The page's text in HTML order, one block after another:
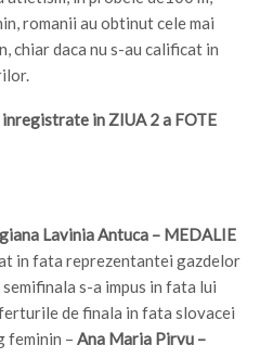
romanii au obtinut cele mai
chiar daca nu s-au calificat in
in ZIUA 2 a FOTE
Lavinia Antuca – MEDALIE
in fata reprezentantei gazdelor
s-a impus in fata lui
de finala in fata slovacei
feminin – Ana Maria Pirvu –